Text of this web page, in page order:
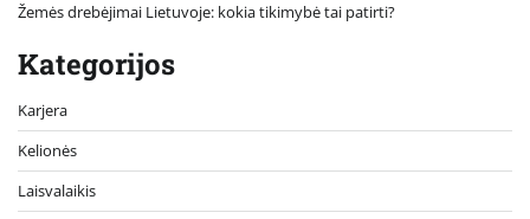
Žemės drebėjimai Lietuvoje: kokia tikimybė tai patirti?
Kategorijos
Karjera
Kelionės
Laisvalaikis